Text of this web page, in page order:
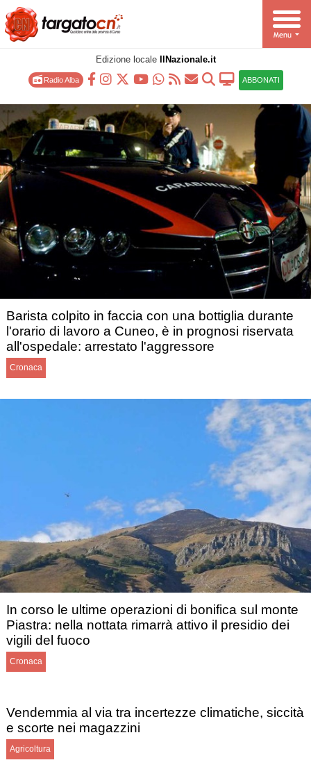
Edizione locale IlNazionale.it
Radio Alba ABBONATI
Barista colpito in faccia con una bottiglia durante
l'orario di lavoro a Cuneo, è in prognosi riservata
all'ospedale: arrestato l'aggressore
Cronaca
In corso le ultime operazioni di bonifica sul monte
Piastra: nella nottata rimarrà attivo il presidio dei
vigili del fuoco
Cronaca
Vendemmia al via tra incertezze climatiche, siccità
e scorte nei magazzini
Agricoltura